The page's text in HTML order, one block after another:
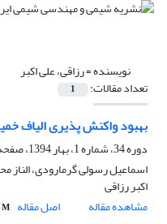
نویسنده =رزاقی، علی اکبر
تعداد مقالات: 1
بهبود واکنش پذیری الیاف
دوره 34، شماره 1، بهار 1394، صفحه
اسماعیل رسولی گرمارودی،
اکبر رزاقی
مشاهده مقاله
اصل مقاله